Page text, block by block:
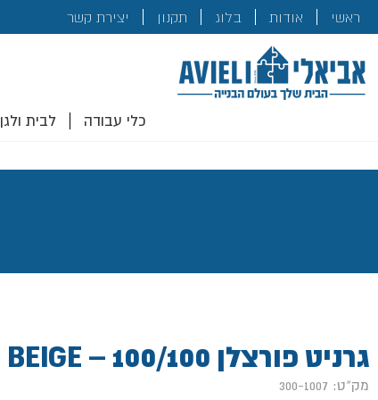
ראשי אודות בלוג תקנון יצירת קשרלכם!
כלי עבודה לבית ולגן
גרניט פורצלן 100/100 – TIVOLI BEIGE
מק"ט: 300-1007